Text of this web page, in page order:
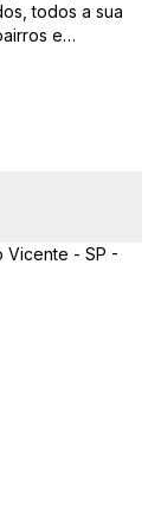
todos a sua
e
lhe
terrenos,
Vicente - SP -